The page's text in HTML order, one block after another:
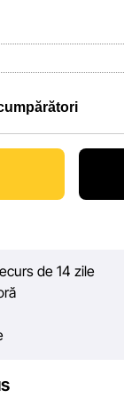
ca informațiile
complete,
constant,
afișate pe
asemenea, nu
de pe resurse
de 14 zile